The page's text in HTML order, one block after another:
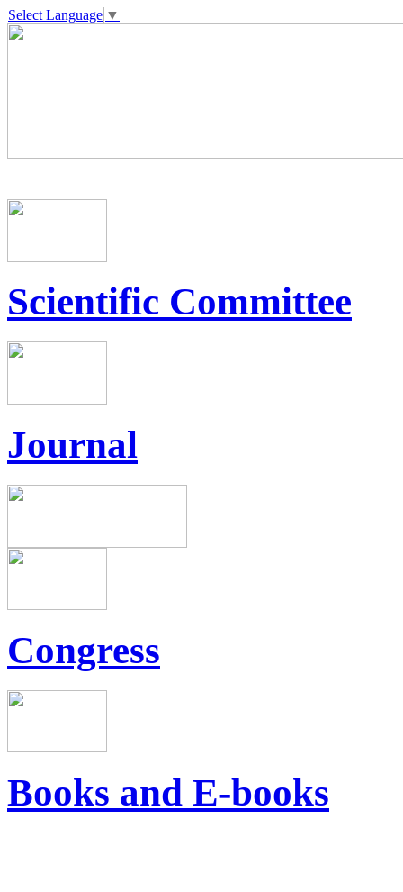
Select Language ▼
Scientific Committee
Journal
Congress
Books and E-books